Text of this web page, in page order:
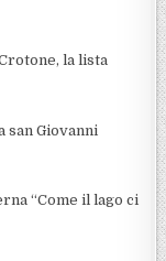
la lista
san Giovanni
“Come il lago ci